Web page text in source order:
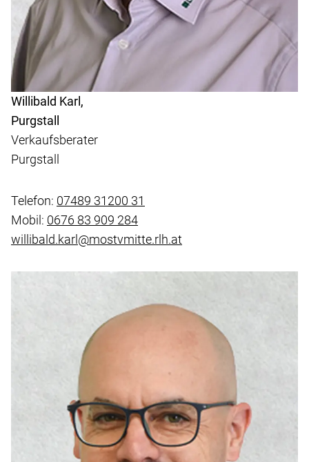
Willibald Karl,
Purgstall
Verkaufsberater
Purgstall
Telefon: 07489 31200 31
Mobil: 0676 83 909 284
willibald.karl@mostvmitte.rlh.at